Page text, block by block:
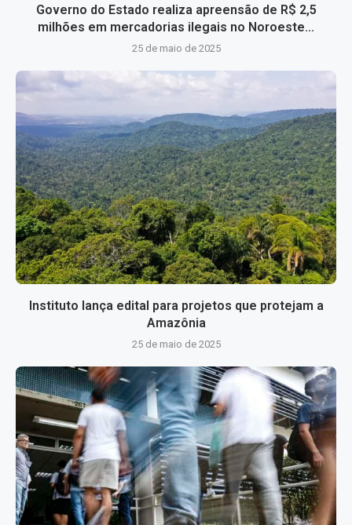
Governo do Estado realiza apreensão de R$ 2,5
milhões em mercadorias ilegais no Noroeste...
25 de maio de 2025
Instituto lança edital para projetos que protejam a
Amazônia
25 de maio de 2025